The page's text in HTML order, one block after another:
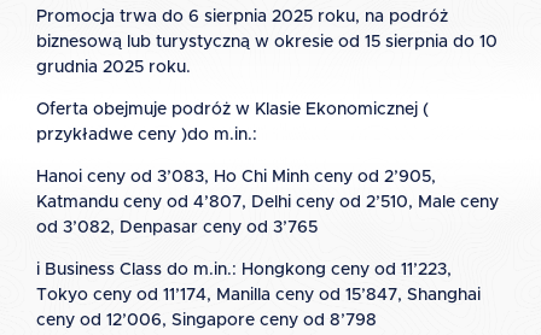
Promocja trwa do 6 sierpnia 2025 roku, na podróż
biznesową lub turystyczną w okresie od 15 sierpnia do 10
grudnia 2025 roku.
Oferta obejmuje podróż w Klasie Ekonomicznej (
przykładwe ceny )do m.in.:
Hanoi ceny od 3’083, Ho Chi Minh ceny od 2’905,
Katmandu ceny od 4’807, Delhi ceny od 2’510, Male ceny
od 3’082, Denpasar ceny od 3’765
i Business Class do m.in.: Hongkong ceny od 11’223,
Tokyo ceny od 11’174, Manilla ceny od 15’847, Shanghai
ceny od 12’006, Singapore ceny od 8’798